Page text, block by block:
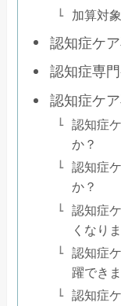
加算対
認知症ケ
認知症専
認知症ケ
認知症
か？
認知症
か？
認知症
くなり
認知症
躍でき
認知症